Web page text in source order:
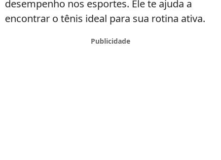
desempenho nos esportes. Ele te ajuda a
encontrar o tênis ideal para sua rotina ativa.